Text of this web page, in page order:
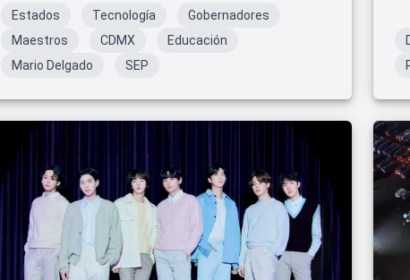
Estados Tecnología
Gobernadores
Maestros
CDMX
Educación
Mario Delgado
SEP